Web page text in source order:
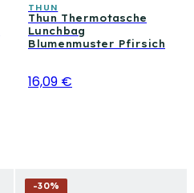
THUN
Thun Thermotasche
Lunchbag
Blumenmuster Pfirsich
16,09 €
-30%